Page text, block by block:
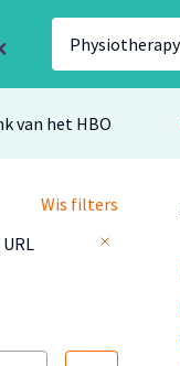
van het HBO
Wis filters